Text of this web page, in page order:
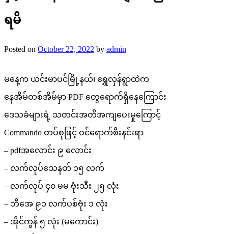
ရမိ
Posted on October 22, 2022 by admin
မနေ့က ယင်းမာပင်မြို့နယ်၊ ရွှေလှန်ရွာထဲက
နေအိမ်တစ်အိမ်မှာ PDF တွေရောက်ရှိနေကြောင်း
ဒေသခံများရဲ့ သတင်းအတိအကျပေးမှုကြောင့်
Commando တပ်စုဖြင့် ဝင်ရောက်စီးနင်းရာ
– pdfအလောင်း ၉ လောင်း
– လက်လုပ်သေနတ် ၁၅ လက်
– လက်လုပ် ၄၀ မမ ဗုံးသီး ၂၅ လုံး
– ဘီအေ ၉၁ လက်ပစ်ဗုံး ၁ လုံး
– အိုင်ကွန် ၅ လုံး (မကောင်း)